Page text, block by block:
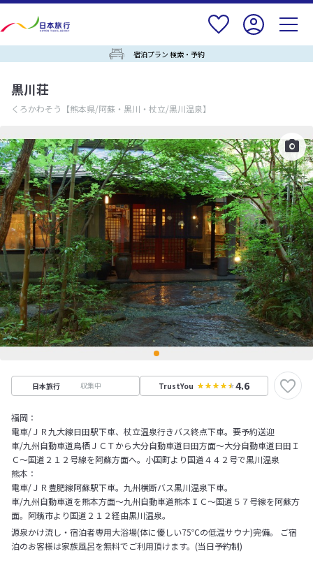
宿泊プラン 検索・予約
黒川荘
くろかわそう 【熊本県/阿蘇・黒川・杖立/黒川温泉】
日本旅行 収集中 TrustYou 4.6
福岡：
電車/ＪＲ九大線日田駅下車、杖立温泉行きバス終点下車。要予約送迎
車/九州自動車道鳥栖ＪＣＴから大分自動車道日田方面～大分自動車道日田Ｉ
Ｃ～国道２１２号線を阿蘇方面へ。小国町より国道４４２号で黒川温泉
熊本：
電車/ＪＲ豊肥線阿蘇駅下車。九州横断バス黒川温泉下車。
車/九州自動車道を熊本方面～九州自動車道熊本ＩＣ～国道５７号線を阿蘇方
面。阿蘓市より国道２１２経由黒川温泉。
源泉かけ流し・宿泊者専用大浴場(体に優しい75℃の低温サウナ)完備。 ご宿
泊のお客様は家族風呂を無料でご利用頂けます。(当日予約制)